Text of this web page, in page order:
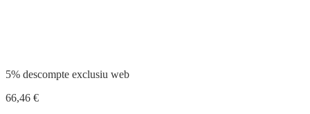
5% descompte exclusiu web
66,46 €